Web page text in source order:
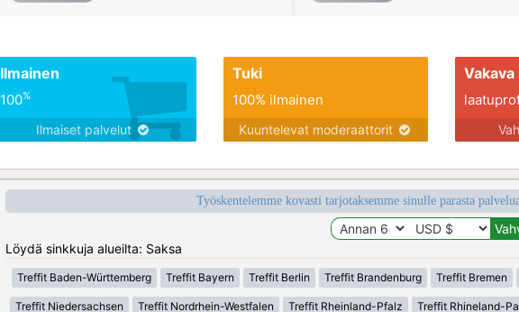
Ilmainen
100%
Ilmaiset palvelut
Tuki
100% ilmainen
Kuuntelevat moderaattorit
Vakava
Työskentelemme kovasti tarjotaksemme sinulle parasta
Löydä sinkkuja alueilta: Saksa
Treffit Baden-Württemberg Treffit Bayern Treffit Berlin Treffit Brandenburg Treffit Bremen
Treffit Niedersachsen Treffit Nordrhein-Westfalen Treffit Rheinland-Pfalz Treffit Rhineland-